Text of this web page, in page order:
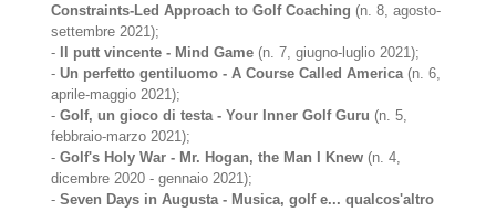
Constraints-Led Approach to Golf Coaching (n. 8, agosto-
settembre 2021);
-
Il putt vincente - Mind Game (n. 7, giugno-luglio 2021);
-Un perfetto gentiluomo - A Course Called America(n. 6,
aprile-maggio 2021);
-Golf, un gioco di testa - Your Inner Golf Guru (n. 5,
febbraio-marzo 2021);
-Golf's Holy War - Mr. Hogan, the Man I Knew (n. 4,
dicembre 2020 - gennaio 2021);
-Seven Days in Augusta - Musica, golf e... qualcos'altro